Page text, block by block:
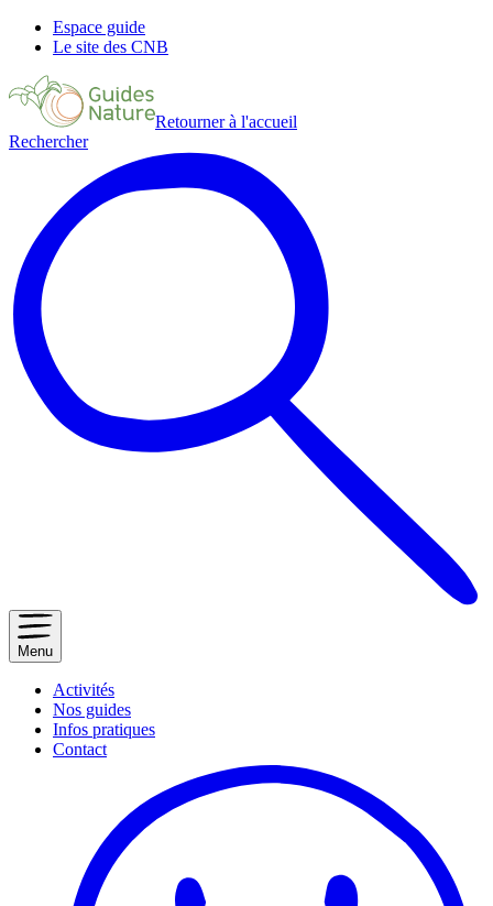
Espace guide
Le site des CNB
Retourner à l'accueil
Rechercher
Menu
Activités
Nos guides
Infos pratiques
Contact